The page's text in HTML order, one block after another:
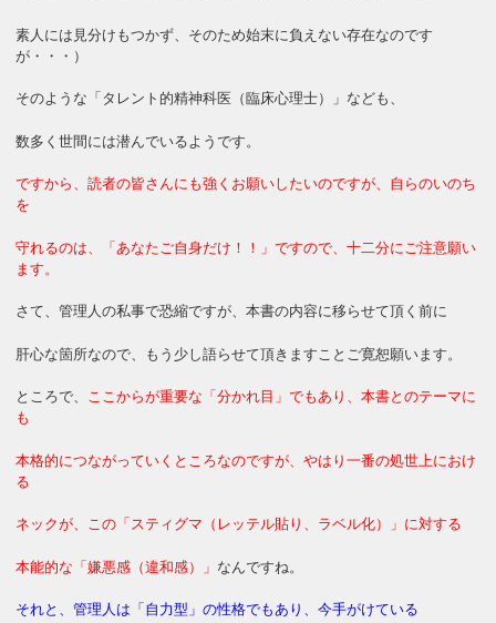
素人には見分けもつかず、そのため始末に負えない存在なのです
が・・・）
そのような「タレント的精神科医（臨床心理士）」なども、
数多く世間には潜んでいるようです。
ですから、読者の皆さんにも強くお願いしたいのですが、自らのいのち
を
守れるのは、「あなたご自身だけ！！」ですので、十二分にご注意願い
ます。
さて、管理人の私事で恐縮ですが、本書の内容に移らせて頂く前に
肝心な箇所なので、もう少し語らせて頂きますことご寛恕願います。
ところで、 ここからが重要な「分かれ目」でもあり、本書とのテーマに
も
本格的につながっていくところなのですが、やはり一番の処世上におけ
る
ネックが、この「スティグマ（レッテル貼り、ラベル化）」に対する
本能的な「嫌悪感（違和感）」 なんですね。
それと、管理人は「自力型」の性格でもあり、今手がけている